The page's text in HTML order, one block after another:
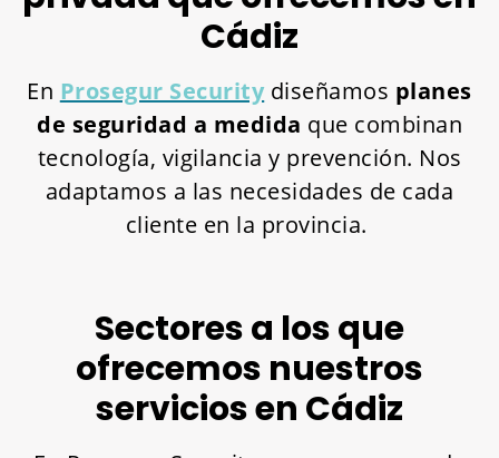
Cádiz
En Prosegur Securitydiseñamos planes
de seguridad a medida que combinan
tecnología, vigilancia y prevención. Nos
adaptamos a las necesidades de cada
cliente en la provincia.
Sectores a los que
ofrecemos nuestros
servicios en Cádiz